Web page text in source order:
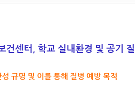
건센터, 학교 실내환경 및 공기
규명 및 이를 통해 질병 예방 목적